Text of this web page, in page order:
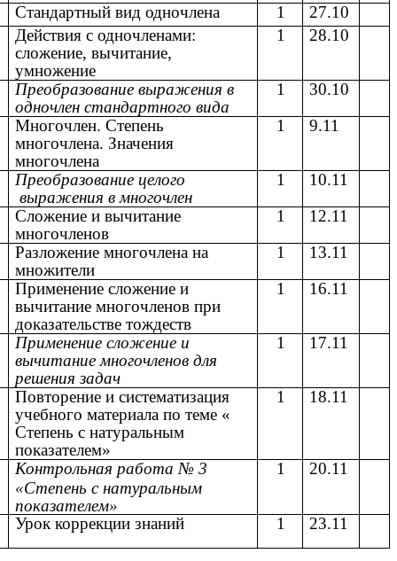
Стандартный вид одночлена 1
27.10
Действия с одночленами:
сложение, вычитание,
умножение
1 28.10
Преобразование выражения в
одночлен стандартного вида
1
30.10
Многочлен. Степень
многочлена. Значения
многочлена
1 9.11
Преобразование целого
выражения в многочлен
1
10.11
Сложение и вычитание
многочленов
1
12.11
Разложение многочлена на
множители
1
13.11
Применение сложение и
вычитание многочленов при
доказательстве тождеств
1 16.11
Применение сложение и
вычитание многочленов для
решения задач
1 17.11
Повторение и систематизация
учебного материала по теме «
Степень с натуральным
показателем»
1 18.11
Контрольная работа № 3
«Степень с натуральным
показателем»
1 20.11
Урок коррекции знаний 1 23.11